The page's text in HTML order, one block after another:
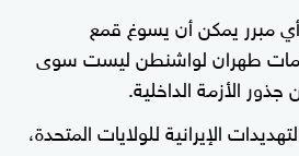
مبرر يمكن أن يسوغ قمع
طهران لواشنطن ليست سوى
الأزمة الداخلية.
الإيرانية للولايات المتحدة،